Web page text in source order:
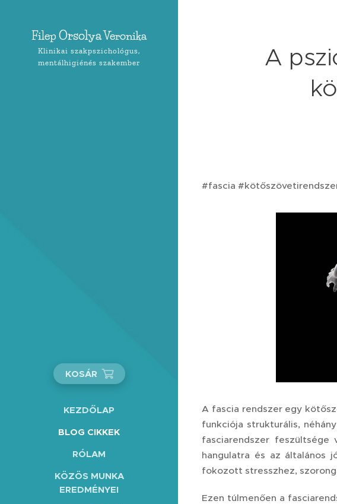
Filep OrsolyaVeronika
Klinikai szakpszichológus,
mentálhigiénés szakember
KOSÁR
KEZDŐLAP
BLOG CIKKEK
RÓLAM
KÖZÖS MUNKA
EREDMÉNYEI
A
#fascia
A fascia rendszer egy
funkciója strukturális,
fasciarendszer feszültsége
hangulatra és az általános
fokozott stresszhez,
Ezen túlmenően a